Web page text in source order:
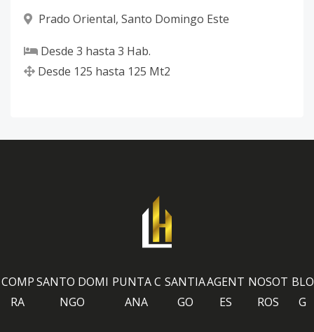
Prado Oriental, Santo Domingo Este
Desde 3 hasta 3 Hab.
Desde 125 hasta 125 Mt2
COMP
RA
SANTO DOMI
NGO
PUNTA C
ANA
SANTIA
GO
AGENT
ES
NOSOT
ROS
BLO
G